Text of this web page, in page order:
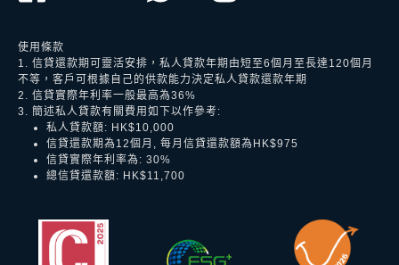
使用條款
1. 信貸還款期可靈活安排，私人貸款年期由短至6個月至長達120個月
不等，客戶可根據自己的供款能力決定私人貸款還款年期
2. 信貸實際年利率一般最高為36%
3. 簡述私人貸款有關費用如下以作參考:
私人貸款額: HK$10,000
信貸還款期為12個月, 每月信貸還款額為HK$975
信貸實際年利率為: 30%
總信貸還款額: HK$11,700